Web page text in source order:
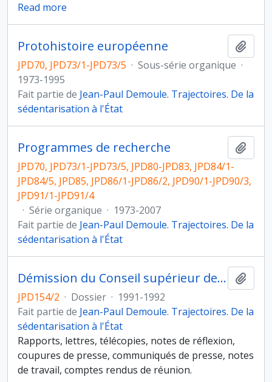
Read more
Protohistoire européenne
JPD70, JPD73/1-JPD73/5 · Sous-série organique ·
1973-1995
Fait partie de Jean-Paul Demoule. Trajectoires. De la
sédentarisation à l'État
Programmes de recherche
JPD70, JPD73/1-JPD73/5, JPD80-JPD83, JPD84/1-
JPD84/5, JPD85, JPD86/1-JPD86/2, JPD90/1-JPD90/3,
JPD91/1-JPD91/4
· Série organique · 1973-2007
Fait partie de Jean-Paul Demoule. Trajectoires. De la
sédentarisation à l'État
Démission du Conseil supérieur de la recherche archéologique
JPD154/2 · Dossier · 1991-1992
Fait partie de Jean-Paul Demoule. Trajectoires. De la
sédentarisation à l'État
Rapports, lettres, télécopies, notes de réflexion,
coupures de presse, communiqués de presse, notes
de travail, comptes rendus de réunion.